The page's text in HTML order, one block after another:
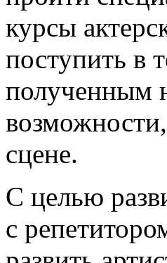
курсы
поступить в
полученным
сцене.
С целью
с